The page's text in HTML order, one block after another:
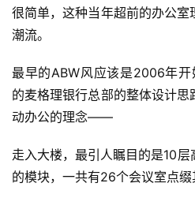
很简单，这种当年超前的办公
潮流。
最早的ABW风应该是2006年
的麦格理银行总部的整体设计
动办公的理念——
走入大楼，最引人瞩目的是10
的模块，一共有26个会议室点缀